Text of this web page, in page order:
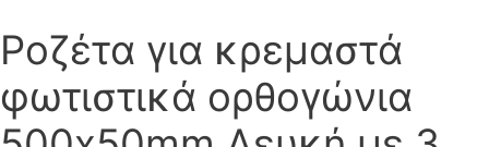
Ροζέτα για κρεμαστά
φωτιστικά ορθογώνια